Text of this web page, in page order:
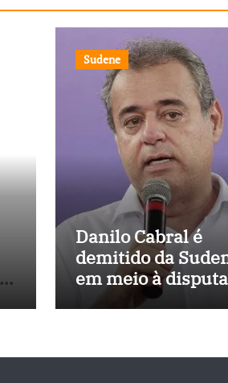
Sudene
Danilo Cabral é
demitido da
em meio à disputa
política e pressão